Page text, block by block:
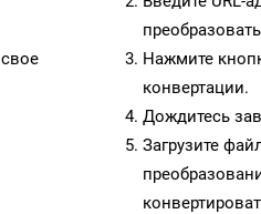
Нажмите
конвертации.
Дождитесь
Загрузите